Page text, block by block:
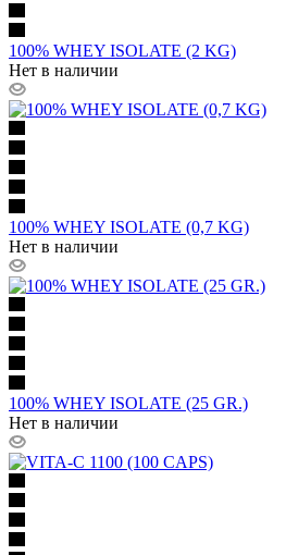
100% WHEY ISOLATE (2 KG)
Нет в наличии
100% WHEY ISOLATE (0,7 KG)
Нет в наличии
100% WHEY ISOLATE (25 GR.)
Нет в наличии